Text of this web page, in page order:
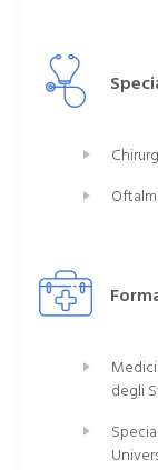
degli